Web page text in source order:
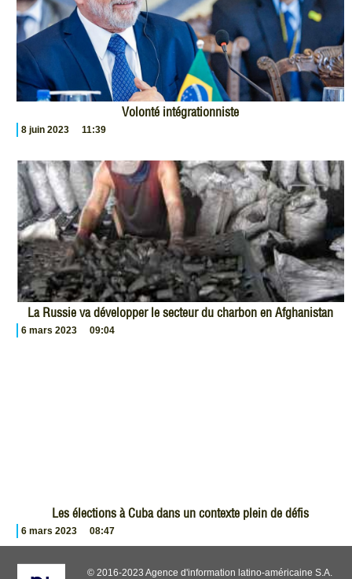
Volonté intégrationniste
8 juin 2023 11:39
La Russie va développer le secteur du charbon en Afghanistan
6 mars 2023 09:04
Les élections à Cuba dans un contexte plein de défis
6 mars 2023 08:47
© 2016-2023 Agence d'information latino-américaine S.A.